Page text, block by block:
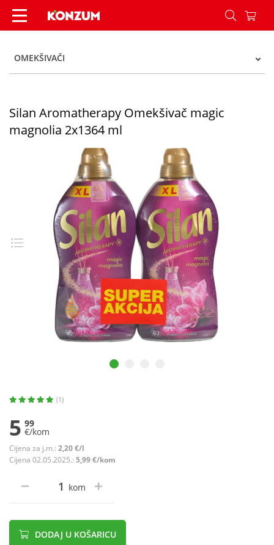
Silan Aromatherapy Omekšivač magic magnolia
OMEKŠIVAČI
Silan Aromatherapy Omekšivač magic
magnolia 2x1364 ml
(1)
5 99
€/kom
Cijena za j.m.: 2,20 €/l
Cijena 02.05.2025.: 5,99 €/kom
kom
DODAJ U KOŠARICU